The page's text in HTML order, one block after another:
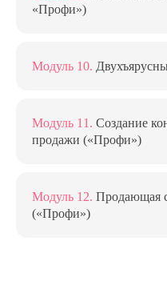
«Профи»)
Модуль 10.
Модуль 11. Cоздание
продажи («Профи»)
Модуль 12. Продающая
(«Профи»)